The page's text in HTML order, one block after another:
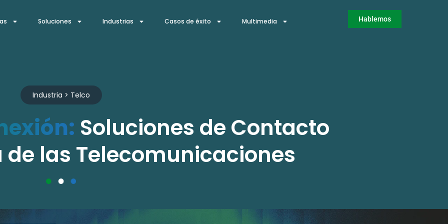
Soluciones Industrias Casos de éxito Multimedia Hablemos
Industria > Telco
Soluciones de Contacto
las Telecomunicaciones